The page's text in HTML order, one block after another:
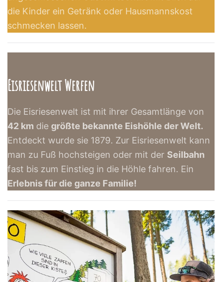
die Kinder ein Getränk oder Hausmannskost
schmecken lassen.
Eisriesenwelt Werfen
Die Eisriesenwelt ist mit ihrer Gesamtlänge von
42 km die größte bekannte Eishöhle der Welt.
Entdeckt wurde sie 1879. Zur Eisriesenwelt kann
man zu Fuß hochsteigen oder mit der Seilbahn
fast bis zum Einstieg in die Höhle fahren. Ein
Erlebnis für die ganze Familie!